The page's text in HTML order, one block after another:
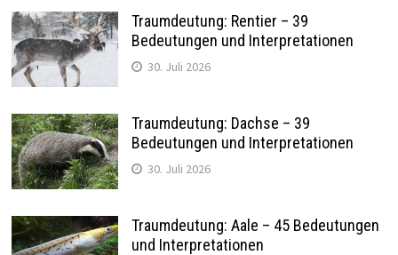
Traumdeutung: Rentier – 39
Bedeutungen und Interpretationen
30. Juli 2026
Traumdeutung: Dachse – 39
Bedeutungen und Interpretationen
30. Juli 2026
Traumdeutung: Aale – 45 Bedeutungen
und Interpretationen